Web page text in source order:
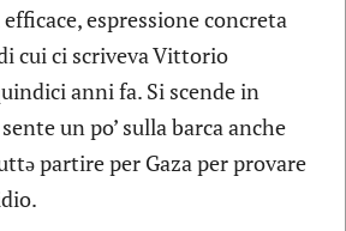
espressione concreta
cui ci scriveva Vittorio
anni fa. Si scende in
un po’ sulla barca anche
partire per Gaza per provare